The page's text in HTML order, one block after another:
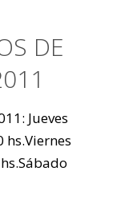
DE
Jueves